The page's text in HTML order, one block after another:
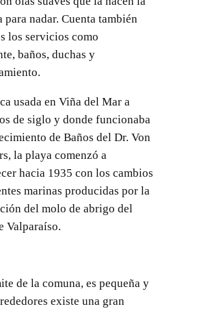
para nadar. Cuenta también
los servicios como
baños, duchas y
usada en Viña del Mar a
de siglo y donde funcionaba
de Baños del Dr. Von
la playa comenzó a
hacia 1935 con los cambios
marinas producidas por la
del molo de abrigo del
Valparaíso.
de la comuna, es pequeña y
existe una gran